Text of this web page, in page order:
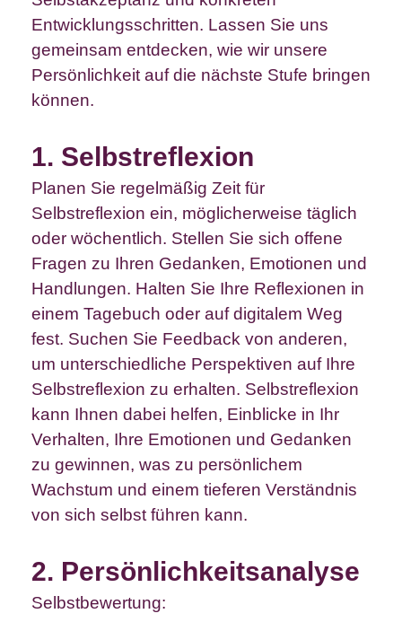
Entwicklungsschritten. Lassen Sie uns
gemeinsam entdecken, wie wir unsere
Persönlichkeit auf die nächste Stufe bringen
können.
1. Selbstreflexion
Planen Sie regelmäßig Zeit für
Selbstreflexion ein, möglicherweise täglich
oder wöchentlich. Stellen Sie sich offene
Fragen zu Ihren Gedanken, Emotionen und
Handlungen. Halten Sie Ihre Reflexionen in
einem Tagebuch oder auf digitalem Weg
fest. Suchen Sie Feedback von anderen,
um unterschiedliche Perspektiven auf Ihre
Selbstreflexion zu erhalten. Selbstreflexion
kann Ihnen dabei helfen, Einblicke in Ihr
Verhalten, Ihre Emotionen und Gedanken
zu gewinnen, was zu persönlichem
Wachstum und einem tieferen Verständnis
von sich selbst führen kann.
2. Persönlichkeitsanalyse
Selbstbewertung: